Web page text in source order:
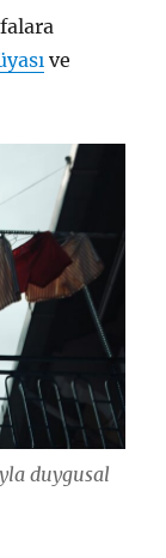
ve
duygusal